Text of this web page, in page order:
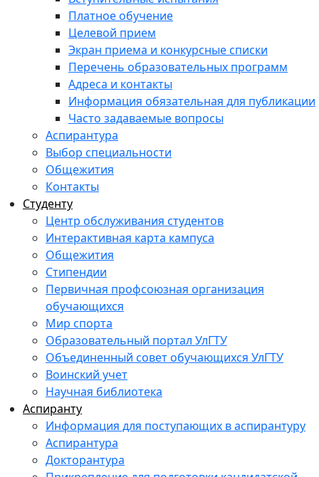
Платное обучение
Целевой прием
Экран приема и конкурсные списки
Перечень образовательных программ
Адреса и контакты
Информация обязательная для публикации
Часто задаваемые вопросы
Аспирантура
Выбор специальности
Общежития
Контакты
Студенту
Центр обслуживания студентов
Интерактивная карта кампуса
Общежития
Стипендии
Первичная профсоюзная организация
обучающихся
Мир спорта
Образовательный портал УлГТУ
Объединенный совет обучающихся УлГТУ
Воинский учет
Научная библиотека
Аспиранту
Информация для поступающих в аспирантуру
Аспирантура
Докторантура